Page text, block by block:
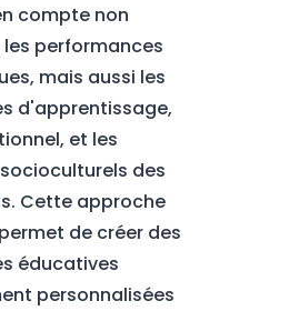
compte non
performances
mais aussi les
d'apprentissage,
et les
des
Cette approche
de créer des
éducatives
personnalisées